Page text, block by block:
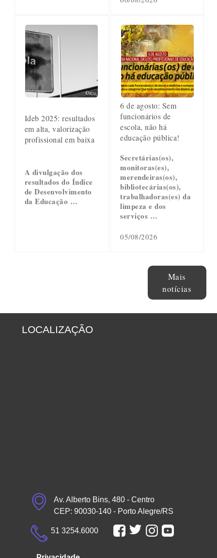
Ideb 2025: resultados
em alta, valorização
profissional em baixa
A divulgação dos
resultados do Índice
de Desenvolvimento
da Educação …
6 de agosto: Sem
funcionários de
escola, não há
educação pública!
Secretárias(os),
monitoras(es),
merendeiras(os),
bibliotecárias(os),
trabalhadoras(es) da
limpeza e dos
serviços …
05/08/2026
Mais
notícias
LOCALIZAÇÃO
Av. Alberto Bins, 480 - Centro
CEP: 90030-140 - Porto Alegre/RS
51 3254.6000